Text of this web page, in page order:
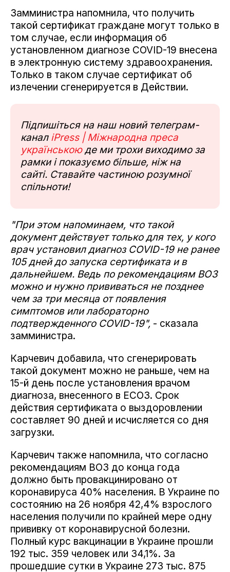
Замминистра напомнила, что получить
такой сертификат граждане могут только в
том случае, если информация об
установленном диагнозе COVID-19 внесена
в электронную систему здравоохранения.
Только в таком случае сертификат об
излечении сгенерируется в Действии.
Підпишіться на наш новий телеграм-
канал iPress | Міжнародна преса
українськоюде ми трохи виходимо за
рамки і показуємо більше, ніж на
сайті. Ставайте частиною розумної
спільноти!
"При этом напоминаем, что такой
документ действует только для тех, у кого
врач установил диагноз COVID-19 не ранее
105 дней до запуска сертификата и в
дальнейшем. Ведь по рекомендациям ВОЗ
можно и нужно прививаться не позднее
чем за три месяца от появления
симптомов или лабораторно
подтвержденного COVID-19", - сказала
замминистра.
Карчевич добавила, что сгенерировать
такой документ можно не раньше, чем на
15-й день после установления врачом
диагноза, внесенного в ЕСОЗ. Срок
действия сертификата о выздоровлении
составляет 90 дней и исчисляется со дня
загрузки.
Карчевич также напомнила, что согласно
рекомендациям ВОЗ до конца года
должно быть провакцинировано от
коронавируса 40% населения. В Украине по
состоянию на 26 ноября 42,4% взрослого
населения получили по крайней мере одну
прививку от коронавирусной болезни.
Полный курс вакцинации в Украине прошли
192 тыс. 359 человек или 34,1%. За
прошедшие сутки в Украине 273 тыс. 875